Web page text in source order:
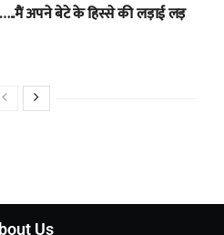
अपने बेटे के हिस्से की लड़ाई लड़
Us